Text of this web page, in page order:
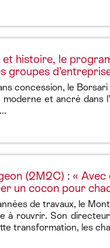
et histoire, le
groupes
concession, le
et ancré dans
(2M2C) : «
un cocon pour
de travaux, le
à rouvrir. Son
transformation, les